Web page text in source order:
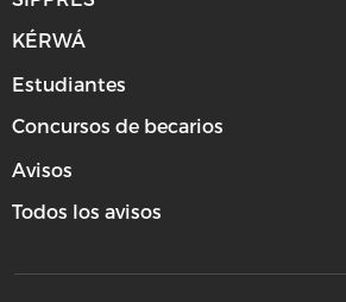
KÉRWÁ
Estudiantes
Concursos de becarios
Avisos
Todos los avisos